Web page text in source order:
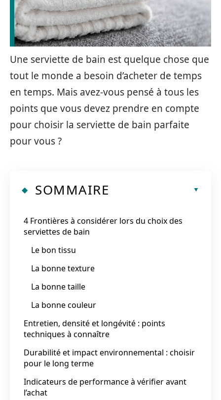
Une serviette de bain est quelque chose que
tout le monde a besoin d’acheter de temps
en temps. Mais avez-vous pensé à tous les
points que vous devez prendre en compte
pour choisir la serviette de bain parfaite
pour vous ?
SOMMAIRE
4 Frontières à considérer lors du choix des
serviettes de bain
Le bon tissu
La bonne texture
La bonne taille
La bonne couleur
Entretien, densité et longévité : points
techniques à connaître
Durabilité et impact environnemental : choisir
pour le long terme
Indicateurs de performance à vérifier avant
l’achat